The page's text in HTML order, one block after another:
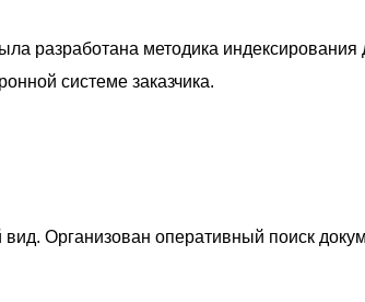
разработана методика
системе заказчика.
Организован оперативный поиск